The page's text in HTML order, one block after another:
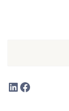
LinkedIn
Facebook